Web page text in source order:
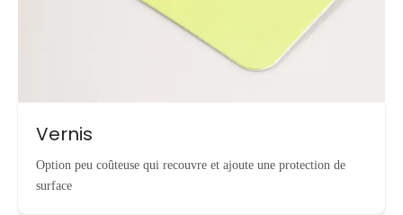
Vernis
Option peu coûteuse qui recouvre et ajoute une protection de
surface